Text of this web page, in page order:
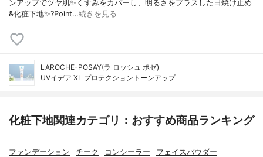
ンアップでツヤ肌✨くすみをカバーし、明るさをプラスした日焼け止め
&化粧下地✨?Point…続きを見る
LAROCHE-POSAY(ラ ロッシュ ポゼ)
UVイデア XL プロテクショントーンアップ
化粧下地関連カテゴリ：おすすめ商品ランキング
ファンデーション チーク コンシーラー フェイスパウダー